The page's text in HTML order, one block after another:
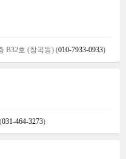
B32호 (창곡동) (010-7933-0933)
031-464-3273)